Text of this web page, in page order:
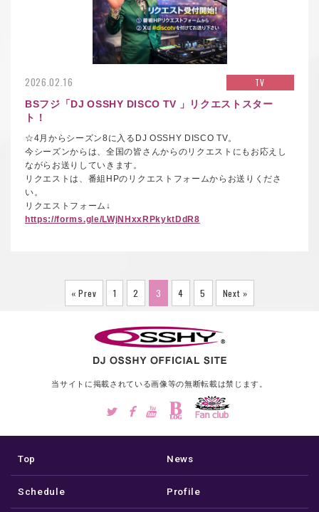
2026.02.16 TV
BSフジ「 DJ OSSHY DISCO TV
」リクエストスター
ト！
☆4月からシーズン8に入るDJ OSSHY DISCO TV。
今シーズンからは、全国の皆さんからのリクエストにもお応えし
ながらお送りしていきます。
リクエストは、番組HPのリクエストフォームからお送りくださ
い。
リクエストフォーム↓
https://forms.gle/LWjNHxxRPkyktDdR8
« Prev 1 2 3 4 5 Next »
当サイトに掲載されている画像等の無断転載は禁じます。
Top News
Schedule Profile